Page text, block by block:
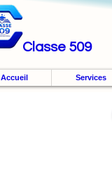
Classe 509
Accueil Services